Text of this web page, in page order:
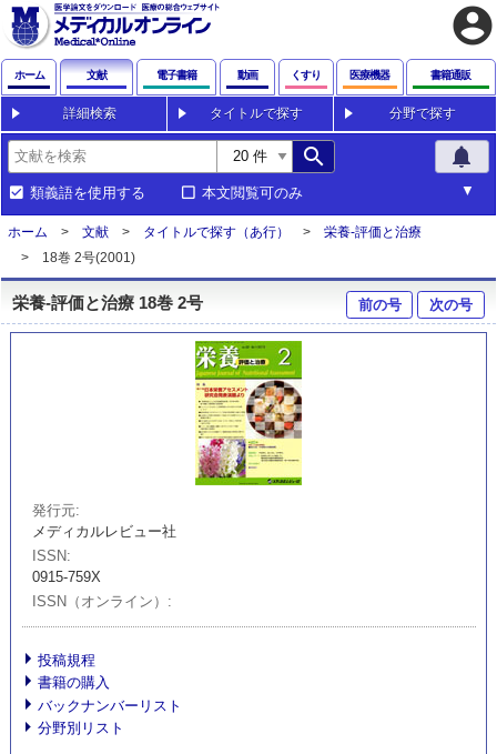
account_circle
ホーム 文献 電子書籍 動画 くすり 医療機器 書籍通販
詳細検索 タイトルで探す 分野で探す
search notifications
類義語を使用する 本文閲覧可のみ
ホーム 文献 タイトルで探す（あ行）
栄養-評価と治療
18巻 2号(2001)
栄養-評価と治療 18巻 2号 前の号 次の号
発行元
メディカルレビュー社
ISSN
0915-759X
ISSN（オンライン）
投稿規程
書籍の購入
バックナンバーリスト
分野別リスト